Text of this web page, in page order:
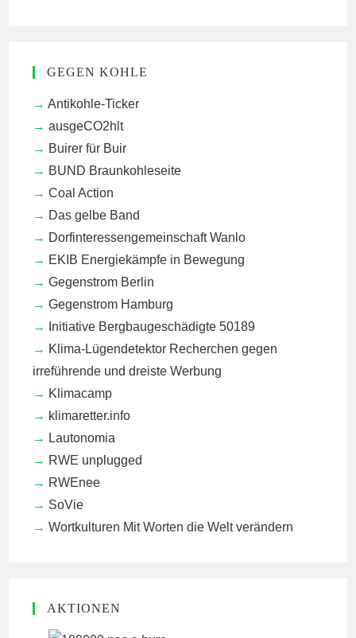
GEGEN KOHLE
Antikohle-Ticker
ausgeCO2hlt
Buirer für Buir
BUND Braunkohleseite
Coal Action
Das gelbe Band
Dorfinteressengemeinschaft Wanlo
EKIB Energiekämpfe in Bewegung
Gegenstrom Berlin
Gegenstrom Hamburg
Initiative Bergbaugeschädigte 50189
Klima-Lügendetektor Recherchen gegen
irreführende und dreiste Werbung
Klimacamp
klimaretter.info
Lautonomia
RWE unplugged
RWEnee
SoVie
Wortkulturen Mit Worten die Welt verändern
AKTIONEN